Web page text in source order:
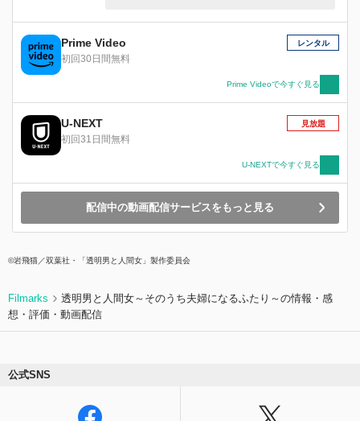
繰り広げる、ちょっと刺激的でハートフルな学園
亜人コメディ！
Prime Video
初回30日間無料
レンタル
Prime Videoで今すぐ見る
U-NEXT
初回31日間無料
見放題
U-NEXTで今すぐ見る
配信中の動画配信サービスをもっと見る
©岩飛猫／双葉社・「透明男と人間女」製作委員会
Filmarks
透明男と人間女～そのうち夫婦になるふたり～の情報・感
想・評価・動画配信
公式SNS